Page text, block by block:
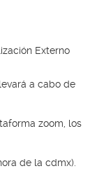
Externo
a cabo de
zoom, los
de la cdmx).